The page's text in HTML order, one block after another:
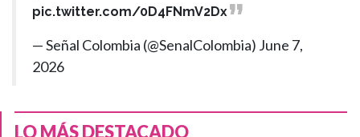
pic.twitter.com/0D4FNmV2Dx
— Señal Colombia (@SenalColombia) June 7,
2026
LO MÁS DESTACADO